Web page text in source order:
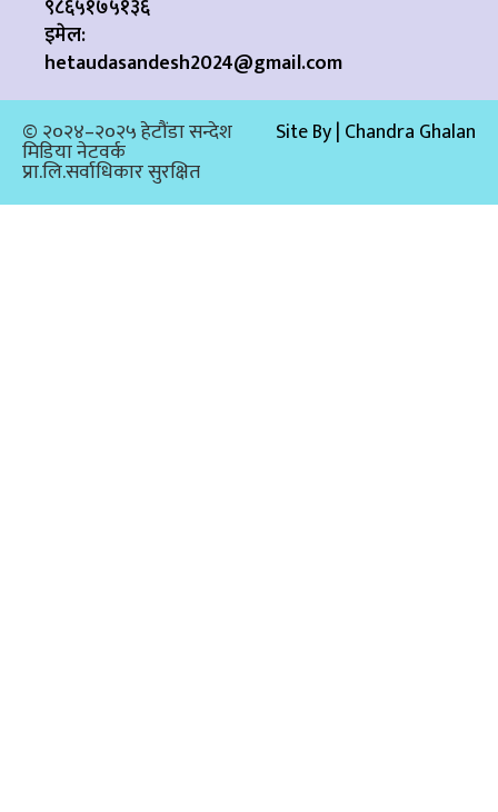
९८६५१७५१३६
इमेल:
hetaudasandesh2024@gmail.com
© २०२४–२०२५ हेटौंडा सन्देश
मिडिया नेटवर्क
प्रा.लि.सर्वाधिकार सुरक्षित​
Site By | Chandra Ghalan